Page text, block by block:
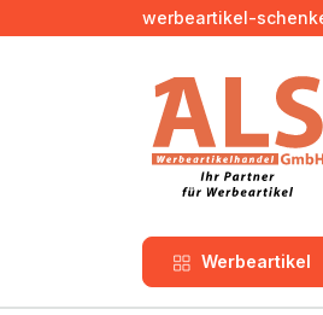
werbeartikel-
Werbeartikel